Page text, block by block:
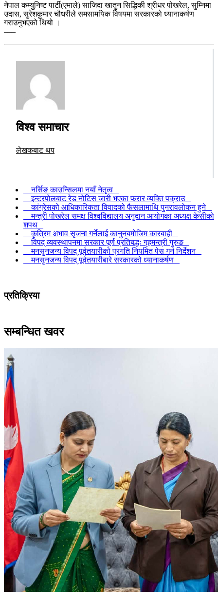
नेपाल कम्युनिष्ट पार्टी(एमाले) साजिदा खातुन सिद्धिकी श्रीधर पोखरेल, सुम्निमा
उदास, सुरेशकुमार चौधरीले समसामयिक विषयमा सरकारको ध्यानाकर्षण
गराउनुभएको थियो ।
–––
विश्व समाचार
लेखकबाट थप
नर्सिङ काउन्सिलमा नयाँ नेतृत्व
इन्टरपोलबाट रेड नोटिस जारी भएका फरार व्यक्ति पक्राउ
कांग्रेसको आधिकारिकता विवादको फैसलामाथि पुनरावलोकन हुने
मन्त्री पोखरेल समक्ष विश्वविद्यालय अनुदान आयोगका अध्यक्ष केसीको
शपथ
कृत्रिम अभाव सृजना गर्नेलाई कानुनबमोजिम कारबाही
विपद् व्यवस्थापनमा सरकार पूर्ण प्रतिबद्धः गृहमन्त्री गुरुङ
मनसुनजन्य विपद् पूर्वतयारीको प्रगति नियमित पेस गर्न निर्देशन
मनसुनजन्य विपद् पूर्वतयारीबारे सरकारको ध्यानाकर्षण
प्रतिक्रिया
सम्बन्धित खवर